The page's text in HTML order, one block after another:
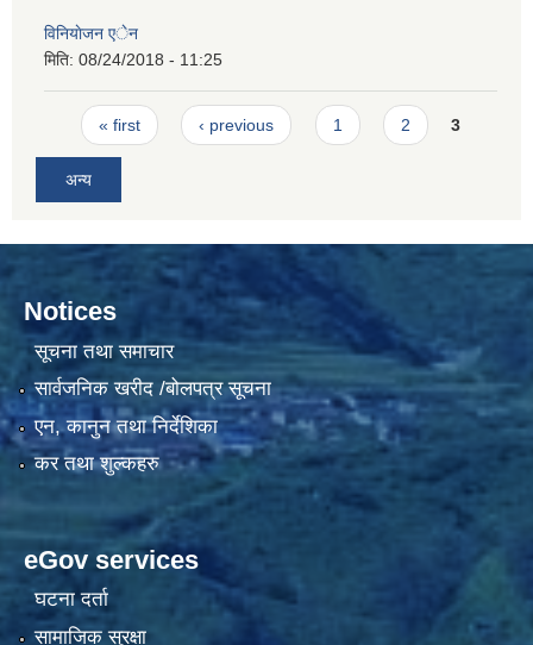
विनियाेजन एेन
मिति: 08/24/2018 - 11:25
Pages
« first ‹ previous 1 2 3
अन्य
Notices
सूचना तथा समाचार
सार्वजनिक खरीद /बोलपत्र सूचना
एन, कानुन तथा निर्देशिका
कर तथा शुल्कहरु
eGov services
घटना दर्ता
सामाजिक सुरक्षा